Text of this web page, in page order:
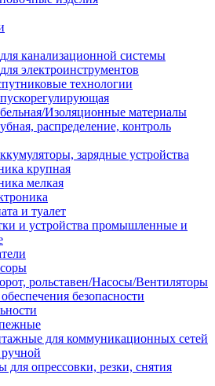
канализационной системы
электроинструментов
технологии
Изоляционные материалы
распределение, контроль
зарядные устройства
крупная
мелкая
и туалет
и устройства промышленные и
рольставен/Насосы/Вентиляторы
безопасности
для коммуникационных сетей
для опрессовки, резки, снятия